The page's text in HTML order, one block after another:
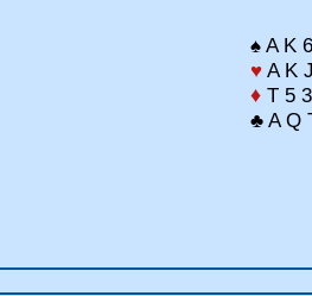
♠ A K 6
♥ A K
♦ T 5 3
♣ A Q